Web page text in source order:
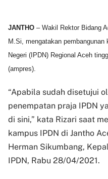
JANTHO – Wakil Rektor Bidang
M.Si, mengatakan
Negeri (IPDN) Regional Aceh
(ampres).
“Apabila sudah disetujui
penempatan praja IPDN
di sini,” kata Rizari saat
kampus IPDN di Jantho
Herman Sikumbang,
IPDN, Rabu 28/04/2021.